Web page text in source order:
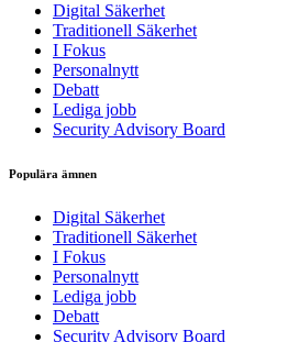
Digital Säkerhet
Traditionell Säkerhet
I Fokus
Personalnytt
Debatt
Lediga jobb
Security Advisory Board
Populära ämnen
Digital Säkerhet
Traditionell Säkerhet
I Fokus
Personalnytt
Lediga jobb
Debatt
Security Advisory Board